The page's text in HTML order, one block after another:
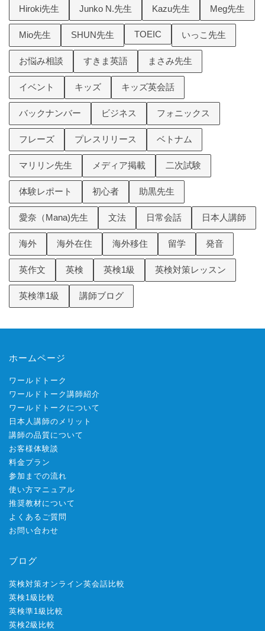
Hiroki先生 Junko N.先生 Kazu先生 Meg先生
Mio先生 SHUN先生 TOEIC いっこ先生
お悩み相談 すきま英語 まさみ先生
イベント キッズ キッズ英会話
バックナンバー ビジネス フォニックス
フレーズ プレスリリース ベトナム
マリリン先生 メディア掲載 二次試験
体験レポート 初心者 助黒先生
愛奈（Mana)先生 文法 日常会話 日本人講師
海外 海外在住 海外移住 留学 発音
英作文 英検 英検1級 英検対策レッスン
英検準1級 講師ブログ
ホームページ
ワールドトーク
ワールドトーク講師紹介
ワールドトークについて
日本人講師のメリット
講師の品質について
お客様体験談
料金プラン
参加までの流れ
使い方マニュアル
推奨教材について
よくあるご質問
お問い合わせ
ブログ
英検対策オンライン英会話比較
英検1級比較
英検準1級比較
英検2級比較